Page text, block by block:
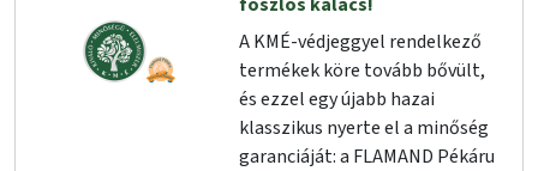
A KMÉ-védjeggyel rendelkező
termékek köre tovább bővült,
és ezzel egy újabb hazai
klasszikus nyerte el a minőség
garanciáját: a FLAMAND Pékáru